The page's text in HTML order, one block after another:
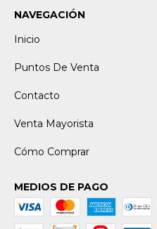
NAVEGACIÓN
Inicio
Puntos De Venta
Contacto
Venta Mayorista
Cómo Comprar
MEDIOS DE PAGO